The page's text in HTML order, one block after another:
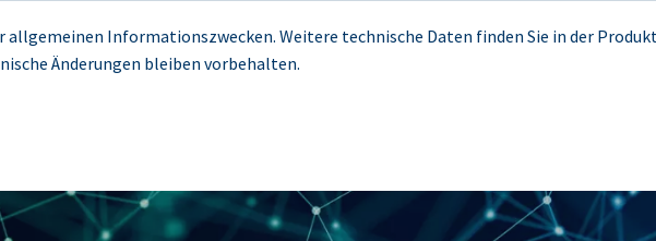
allgemeinen Informationszwecken. Weitere technische Daten finden Sie in der
Änderungen bleiben vorbehalten.